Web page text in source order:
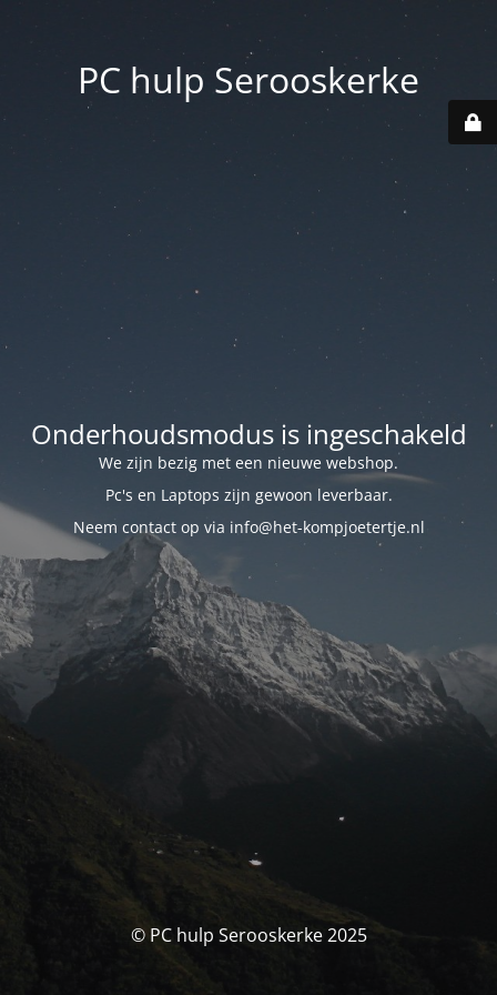
PC hulp Serooskerke
Onderhoudsmodus is ingeschakeld
We zijn bezig met een nieuwe webshop.
Pc's en Laptops zijn gewoon leverbaar.
Neem contact op via info@het-kompjoetertje.nl
© PC hulp Serooskerke 2025